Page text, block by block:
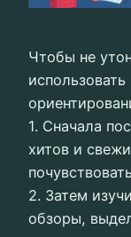
Чтобы не
1. Сначала
хитов и
2. Затем
обзоры,